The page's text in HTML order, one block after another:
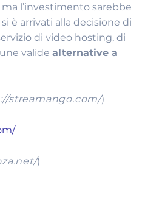
l’investimento sarebbe
è arrivati alla decisione di
di video hosting, di
valide alternative a
streamango.com/)
)